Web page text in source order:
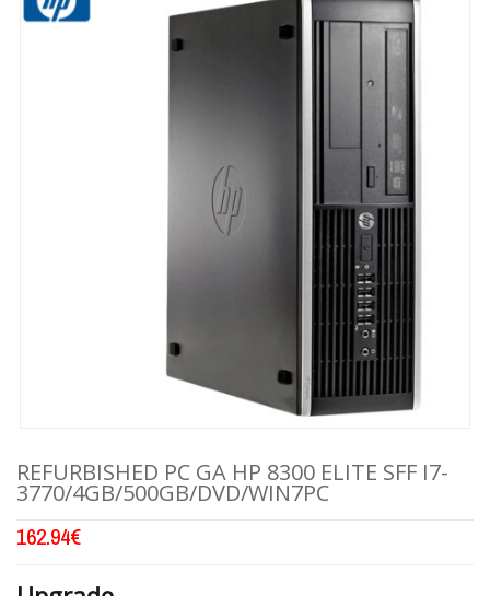
REFURBISHED PC GA HP 8300 ELITE SFF I7-
3770/4GB/500GB/DVD/WIN7PC
162.94€